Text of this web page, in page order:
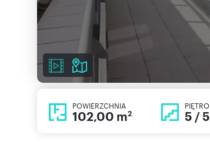
POWIERZCHNIA
102,00 m2
PIĘTRO
5 / 5